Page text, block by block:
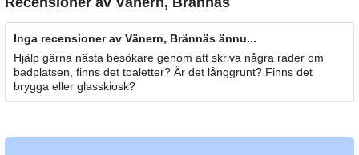
Inga recensioner av Vänern, Brännäs ännu...
Hjälp gärna nästa besökare genom att skriva några rader om
badplatsen, finns det toaletter? Är det långgrunt? Finns det
brygga eller glasskiosk?